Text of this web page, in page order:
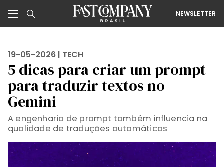
NEWSLETTER
19-05-2026 | TECH
5 dicas para criar um prompt
para traduzir textos no
Gemini
A engenharia de prompt também influencia na
qualidade de traduções automáticas